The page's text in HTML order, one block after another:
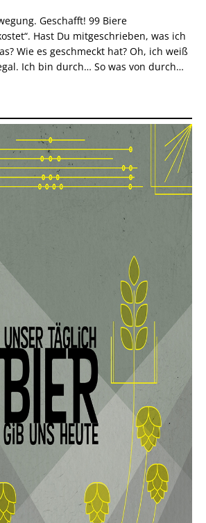
Geschafft! 99 Biere
Hast Du mitgeschrieben, was ich
Wie es geschmeckt hat? Oh, ich weiß
Ich bin durch… So was von durch…